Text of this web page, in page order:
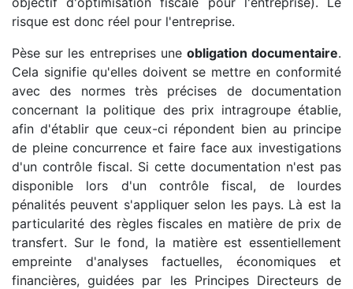
risque est donc réel pour l'entreprise.
Pèse sur les entreprises une obligation documentaire.
Cela signifie qu'elles doivent se mettre en conformité
avec des normes très précises de documentation
concernant la politique des prix intragroupe établie,
afin d'établir que ceux-ci répondent bien au principe
de pleine concurrence et faire face aux investigations
d'un contrôle fiscal. Si cette documentation n'est pas
disponible lors d'un contrôle fiscal, de lourdes
pénalités peuvent s'appliquer selon les pays. Là est la
particularité des règles fiscales en matière de prix de
transfert. Sur le fond, la matière est essentiellement
empreinte d'analyses factuelles, économiques et
financières, guidées par les Principes Directeurs de